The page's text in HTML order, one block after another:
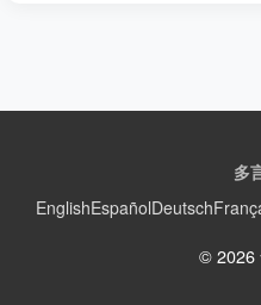
多
EnglishEspañolDeutsch
© 2026